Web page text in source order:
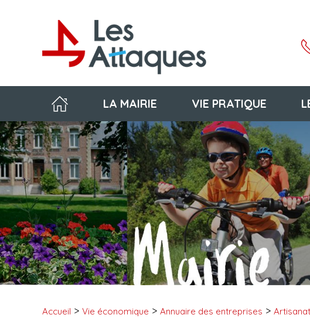
LA MAIRIE VIE PRATIQUE
Accueil Vie économique Annuaire des entreprises